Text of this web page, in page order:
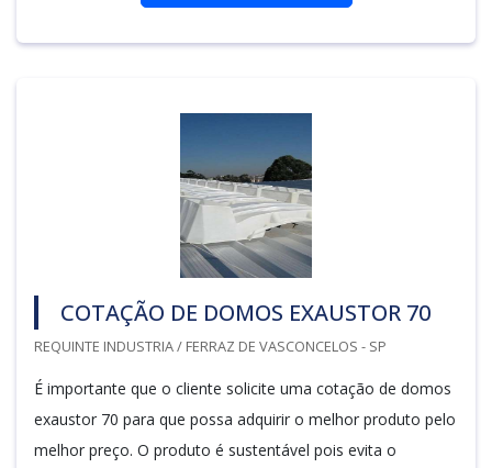
COTAÇÃO DE DOMOS EXAUSTOR 70
REQUINTE INDUSTRIA / FERRAZ DE VASCONCELOS - SP
É importante que o cliente solicite uma cotação de domos
exaustor 70 para que possa adquirir o melhor produto pelo
melhor preço. O produto é sustentável pois evita o